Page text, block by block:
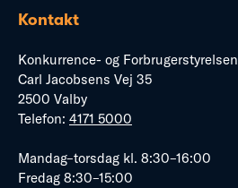
Kontakt
Konkurrence- og Forbrugerstyrelsen
Carl Jacobsens Vej 35
2500 Valby
Telefon: 4171 5000
Mandag–torsdag kl. 8:30–16:00
Fredag 8:30–15:00